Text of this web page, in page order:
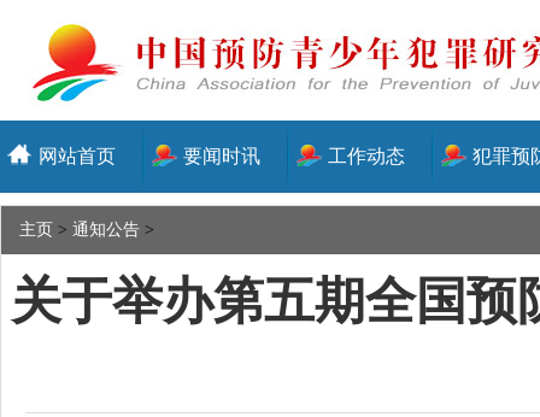
网站首页 要闻时讯 工作动态 犯罪预
主页 > 通知公告 >
关于举办第五期全国